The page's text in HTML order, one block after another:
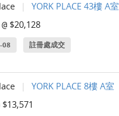
YORK PLACE 43樓 A室
@ $20,128
08 註冊處成交
YORK PLACE 8樓 A室
$13,571